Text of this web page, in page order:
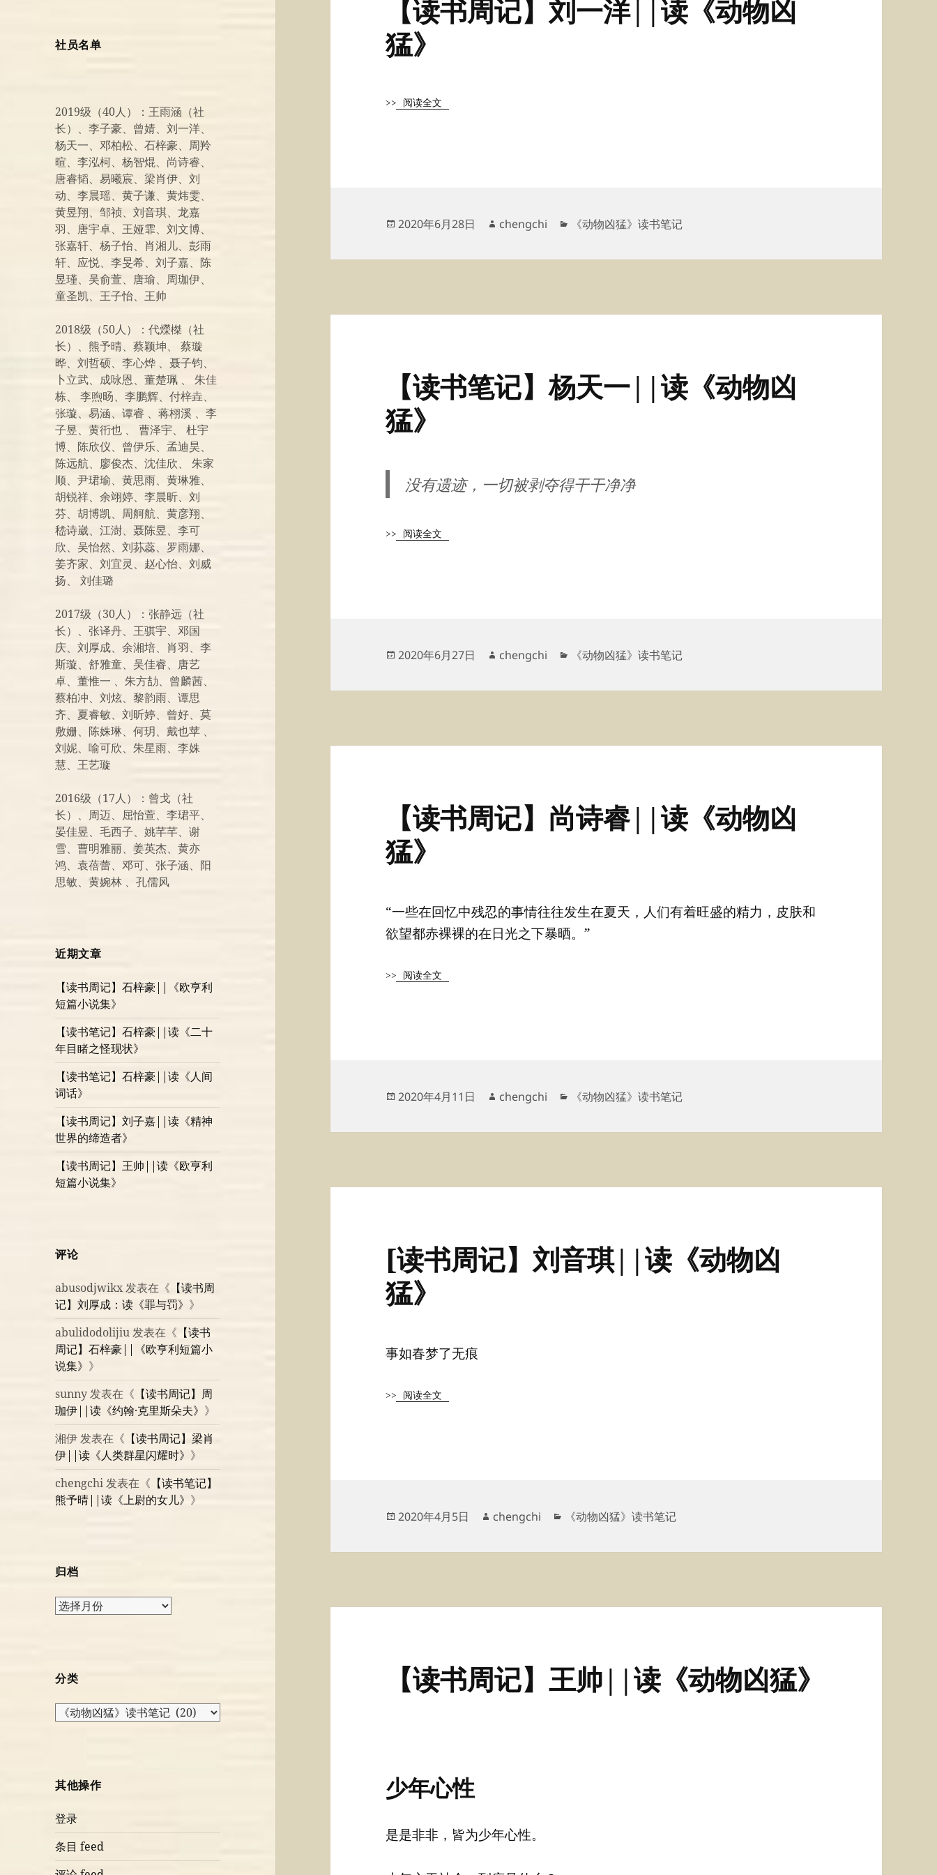
社员名单
2019级（40人）：王雨涵（社
长）、李子豪、曾婧、刘一洋、
杨天一、邓柏松、石梓豪、周羚
暄、李泓柯、杨智焜、尚诗睿、
唐睿韬、易曦宸、梁肖伊、刘
动、李晨瑶、黄子谦、黄炜雯、
黄昱翔、邹祯、刘音琪、龙嘉
羽、唐宇卓、王娅霏、刘文博、
张嘉轩、杨子怡、肖湘儿、彭雨
轩、应悦、李旻希、刘子嘉、陈
昱瑾、吴俞萱、唐瑜、周珈伊、
童圣凯、王子怡、王帅
2018级（50人）：代爃榤（社
长）、熊予晴、蔡颖坤、 蔡璇
晔、刘哲硕、李心烨 、聂子钧、
卜立武、成咏恩、董楚珮 、 朱佳
栋、 李煦旸、李鹏辉、付梓垚、
张璇、易涵、谭睿 、蒋栩溪 、李
子昱、黄衎也 、 曹泽宇、 杜宇
博、陈欣仪、曾伊乐、孟迪昊、
陈远航、廖俊杰、沈佳欣、 朱家
顺、尹珺瑜、黄思雨、黄琳雅、
胡锐祥、余翊婷、李晨昕、刘
芬、胡博凯、周舸航、黄彦翔、
嵇诗崴、江澍、聂陈昱、李可
欣、吴怡然、刘荪蕊、罗雨娜、
姜齐家、刘宜灵、赵心怡、刘威
扬、 刘佳璐
2017级（30人）：张静远（社
长）、张译丹、王骐宇、邓国
庆、刘厚成、余湘培、肖羽、李
斯璇、舒雅童、吴佳睿、唐艺
卓、董惟一 、朱方劼、曾麟茜、
蔡柏冲、刘炫、黎韵雨、谭思
齐、夏睿敏、刘昕婷、曾好、莫
敷姗、陈姝琳、何玥、戴也苹 、
刘妮、喻可欣、朱星雨、李姝
慧、王艺璇
2016级（17人）：曾戈（社
长）、周迈、屈怡萱、李珺平、
晏佳昱、毛西子、姚芊芊、谢
雪、曹明雅丽、姜英杰、黄亦
鸿、袁蓓蕾、邓可、张子涵、阳
思敏、黄婉林 、孔儒风
近期文章
【读书周记】石梓豪||《欧亨利
短篇小说集》
【读书笔记】石梓豪||读《二十
年目睹之怪现状》
【读书笔记】石梓豪||读《人间
词话》
【读书周记】刘子嘉||读《精神
世界的缔造者》
【读书周记】王帅||读《欧亨利
短篇小说集》
评论
abusodjwikx发表在《 【读书周
记】刘厚成：读《罪与罚》 》
abulidodolijiu发表在《 【读书
周记】石梓豪||《欧亨利短篇小
说集》 》
sunny发表在《 【读书周记】周
珈伊||读《约翰·克里斯朵夫》 》
湘伊发表在《 【读书周记】梁肖
伊||读《人类群星闪耀时》 》
chengchi发表在《 【读书笔记】
熊予晴||读《上尉的女儿》 》
归档
归
分类
分
其他操作
登录
条目 feed
【读书周记】刘一洋||读《动物凶
猛》
>>阅读全文
发
于
2020年6月28日
作
chengchi
分
《动物凶猛》读书笔记
【读书笔记】杨天一||读《动物凶
猛》
没有遗迹，一切被剥夺得干干净净
>>阅读全文
发
于
2020年6月27日
作
chengchi
分
《动物凶猛》读书笔记
【读书周记】尚诗睿||读《动物凶
猛》
“一些在回忆中残忍的事情往往发生在夏天，人们有着旺盛的精力，皮肤和
欲望都赤裸裸的在日光之下暴晒。”
>>阅读全文
发
于
2020年4月11日
作
chengchi
分
《动物凶猛》读书笔记
[读书周记】刘音琪||读《动物凶
猛》
事如春梦了无痕
>>阅读全文
发
于
2020年4月5日
作
chengchi
分
《动物凶猛》读书笔记
【读书周记】王帅||读《动物凶猛》
少年心性
是是非非，皆为少年心性。